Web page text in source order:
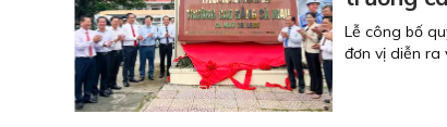
Lễ công bố
đơn vị diễn ra